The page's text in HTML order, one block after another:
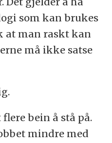
som kan brukes
at man raskt kan
må ikke satse
bein å stå på.
mindre med